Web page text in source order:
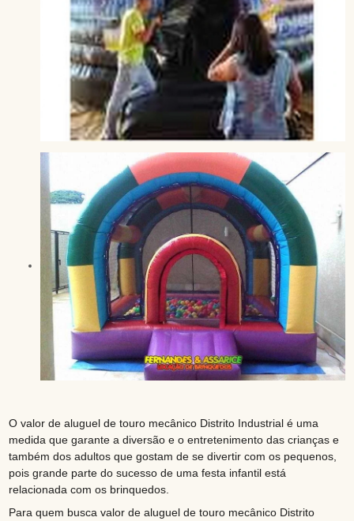
O valor de aluguel de touro mecânico Distrito Industrial é uma
medida que garante a diversão e o entretenimento das crianças e
também dos adultos que gostam de se divertir com os pequenos,
pois grande parte do sucesso de uma festa infantil está
relacionada com os brinquedos.
Para quem busca valor de aluguel de touro mecânico Distrito